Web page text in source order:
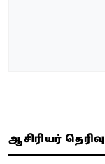
ஆசிரியர் தெரிவு